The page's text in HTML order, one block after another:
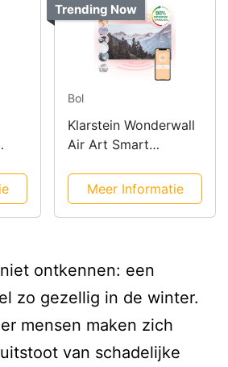
Trending Now
Bol
Klarstein Wonderwall
Air Art Smart
Meer Informatie
ontkennen: een
zo gezellig in de winter.
mensen maken zich
van schadelijke